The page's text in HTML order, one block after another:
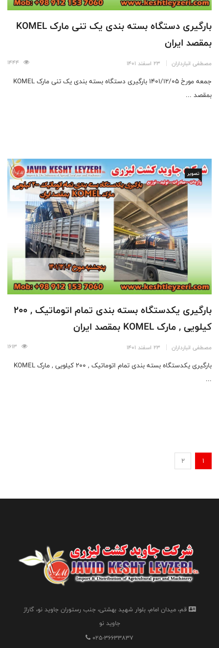
بارگیری دستگاه بسته بندی یک تنی مارک KOMEL
بمقصد ایران
مصطفی انبارداران 23 اسفند 1401
جمعه مورخ 1401/12/05 بارگیری دستگاه بسته بندی یک تنی مارک KOMEL
بمقصد ...
تصویر
بارگیری یکدستگاه بسته بندی تمام اتوماتیک , 200
کیلویی , مارک KOMEL بمقصد ایران
مصطفی انبارداران 23 اسفند 1401
بارگیری یکدستگاه بسته بندی تمام اتوماتیک , 200 کیلویی , مارک KOMEL
...
1
2
قم، میدان امام، بلوار شهید بهشتی، جنب رستوران جاوید نو، گاراژ
جاوید نو
025-36633837